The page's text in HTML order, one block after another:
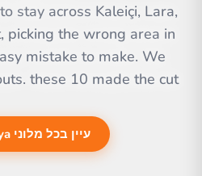
stay across Kaleiçi, Lara,
picking the wrong area in
mistake to make. We
these 10 made the cut.
עיין בכל מלוני Antalya →